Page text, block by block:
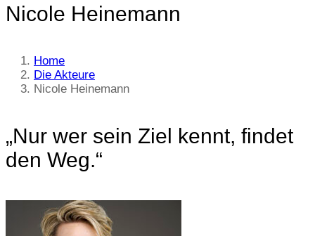
Nicole Heinemann
Home
Die Akteure
Nicole Heinemann
„Nur wer sein Ziel kennt, findet
den Weg.“